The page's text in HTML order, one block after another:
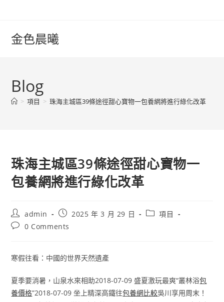
content金色晨曦
Blog
> 項目 > 珠海主城區39條途徑甜心寶物一包養網將進行綠化改革
珠海主城區39條途徑甜心寶物一
包養網將進行綠化改革
Post
author:
admin
Post
published:
2025 年 3 月 29 日
Post項目
Post0 Comments
寒假往看：中國的世界天然遺產
夏季要消暑，山泉水來相助2018-07-09 ​盛夏激玩最爽“叢林浴包
養價格”2018-07-09 坐上精深高鐵往包養網比較吳川享用周末！